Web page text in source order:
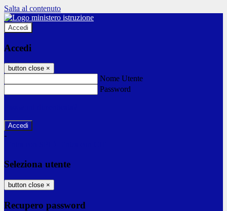
Salta al contenuto
Accedi
Accedi
button close ×
Nome Utente
Password
-
Seleziona utente
button close ×
Recupero password